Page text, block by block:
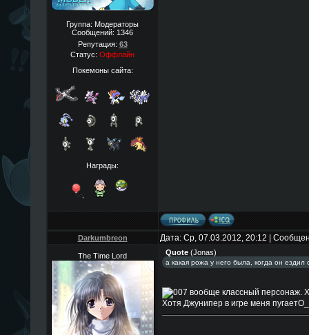
Группа: Модераторы
Сообщений: 1346
Репутация: 63
Статус: Оффлайн
Покемоны сайта:
Награды:
Darkumbreon Дата: Ср, 07.03.2012, 20:12 |
The Time Lord Quote(Jonas)
а какая рожа у него была, когда он
вообще классный персонаж.
Хотя Джунипер в игре меня